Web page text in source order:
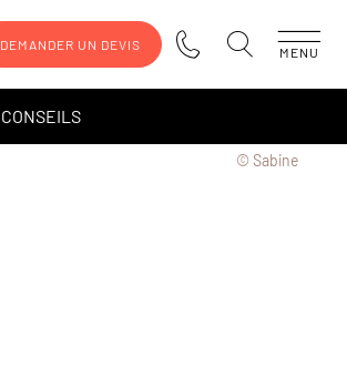
DEMANDER UN DEVIS MENU
CONSEILS
© Sabine